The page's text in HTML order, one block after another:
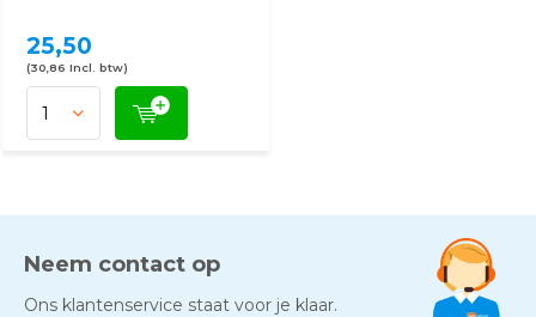
25,50
(30,86 Incl. btw)
Neem contact op
Ons klantenservice staat voor je klaar.